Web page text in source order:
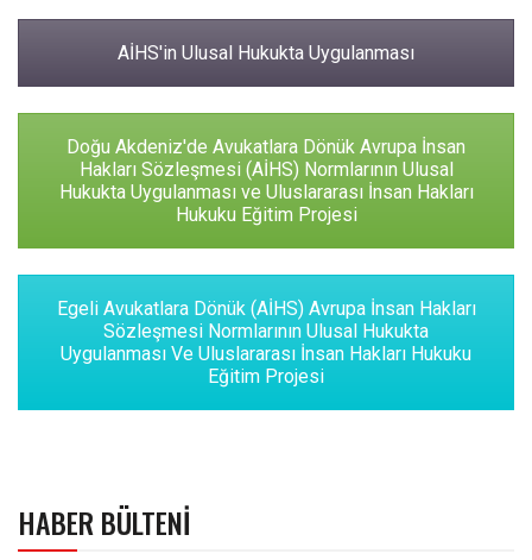
AİHS'in Ulusal Hukukta Uygulanması
Doğu Akdeniz'de Avukatlara Dönük Avrupa İnsan
Hakları Sözleşmesi (AİHS) Normlarının Ulusal
Hukukta Uygulanması ve Uluslararası İnsan Hakları
Hukuku Eğitim Projesi
Egeli Avukatlara Dönük (AİHS) Avrupa İnsan Hakları
Sözleşmesi Normlarının Ulusal Hukukta
Uygulanması Ve Uluslararası İnsan Hakları Hukuku
Eğitim Projesi
HABER BÜLTENI